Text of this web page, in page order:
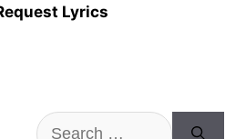
Lyrics
Search